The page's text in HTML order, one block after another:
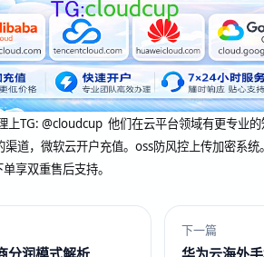
上TG: @cloudcup 他们在云平台领域有更专业
道，微软云开户充值。oss防风控上传加密系
享双重售后支持。
下一篇